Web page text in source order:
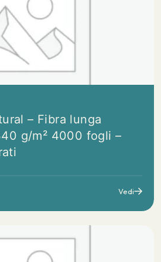
– Fibra lunga
g/m² 4000 fogli –
Vedi